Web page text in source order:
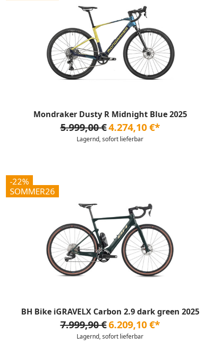
Mondraker Dusty R Midnight Blue 2025
5.999,00 €4.274,10 €*
Lagernd, sofort lieferbar
-22%
SOMMER26
BH Bike iGRAVELX Carbon 2.9 dark green 2025
7.999,90 €6.209,10 €*
Lagernd, sofort lieferbar